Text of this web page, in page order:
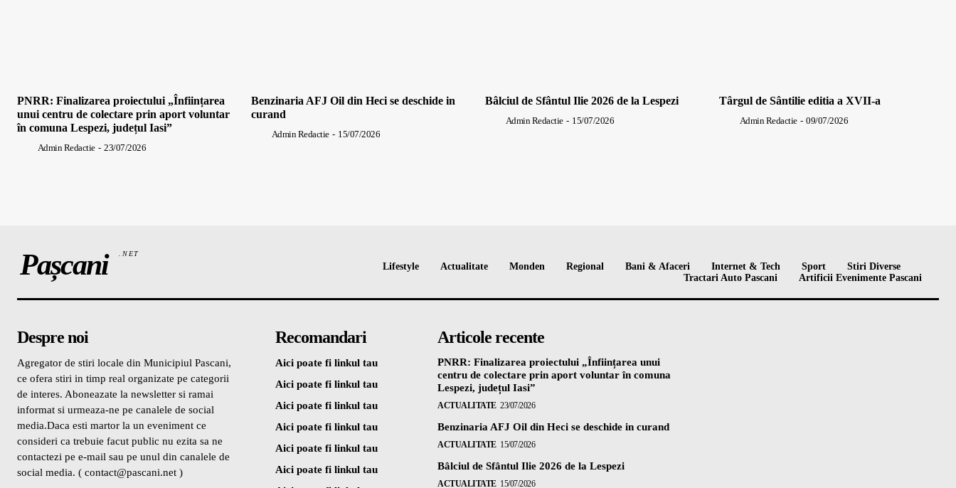
PNRR: Finalizarea proiectului „Înființarea
unui centru de colectare prin aport voluntar
în comuna Lespezi, județul Iasi”
Admin Redactie - 23/07/2026
Benzinaria AFJ Oil din Heci se deschide in
curand
Admin Redactie - 15/07/2026
Bâlciul de Sfântul Ilie 2026 de la Lespezi
Admin Redactie - 15/07/2026
Târgul de Sântilie editia a XVII-a
Admin Redactie - 09/07/2026
Pașcani .NET
Lifestyle Actualitate Monden Regional Bani & Afaceri Internet & Tech Sport
Stiri Diverse
Tractari Auto Pascani
Artificii Evenimente Pascani
Despre noi
Agregator de stiri locale din Municipiul Pascani,
ce ofera stiri in timp real organizate pe categorii
de interes. Aboneazate la newsletter si ramai
informat si urmeaza-ne pe canalele de social
media.Daca esti martor la un eveniment ce
consideri ca trebuie facut public nu ezita sa ne
contactezi pe e-mail sau pe unul din canalele de
social media. ( contact@pascani.net )
Recomandari
Aici poate fi linkul tau
Aici poate fi linkul tau
Aici poate fi linkul tau
Aici poate fi linkul tau
Aici poate fi linkul tau
Aici poate fi linkul tau
Articole recente
PNRR: Finalizarea proiectului „Înființarea unui
centru de colectare prin aport voluntar în comuna
Lespezi, județul Iasi”
ACTUALITATE 23/07/2026
Benzinaria AFJ Oil din Heci se deschide in curand
ACTUALITATE 15/07/2026
Bâlciul de Sfântul Ilie 2026 de la Lespezi
ACTUALITATE 15/07/2026